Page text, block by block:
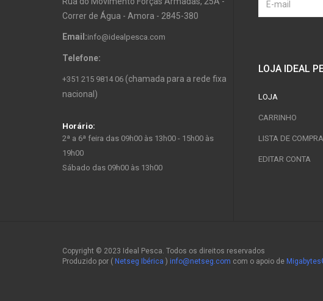
Correr de Água - Amora - 2845-380
Email:info@idealpesca.com
Telefone:
+351 215 9814 06 (chamada para a rede fixa
nacional)
Horário:
2ª a 6ª feira das 09h00 às 13h00 - 15h00 às
19h00
Sábado das 09h00 às 13h00
LOJA IDEAL
LOJA
CARRINHO
LISTA DE
EDITAR CONTA
Copyright © 2023 Ideal Pesca. Todos os direitos reservados
Produzido por ( Netseg Ibérica ) info@netseg.com com o apoio de